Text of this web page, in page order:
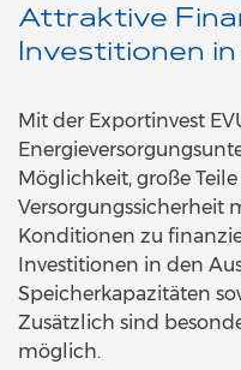
Attraktive
Investitionen
Mit der Exportinvest
Möglichkeit, große
Versorgungssicherheit
Konditionen zu
Investitionen in den
Speicherkapazitäten
Zusätzlich sind
möglich.